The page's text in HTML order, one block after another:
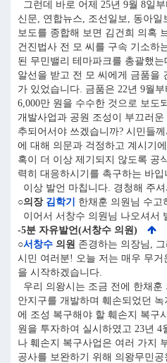
그런데 바로 어제 25년 9월 8일
신문, 연합뉴스, 조선일보, 동아일
보도를 종합해 보면 김건희 의혹
건진법사 전 모 씨를 구속 기소하
된 무민밸리 테마파크를 총괄했
알선을 받고 전 모 씨에게 금품을
가 있었습니다. 금품은 22년 9월
6,000만 원을 수수한 것으로 보도
개발사업과 공원 조성이 부끄러
추되어서야 쓰겠습니까? 시민들
에 대해 의문과 걱정하고 계시기
혹이 더 이상 제기되지 않도록 공
력히 대응하시기를 촉구하는 바입
이상 발언 마칩니다. 경청해 주
○의장 김학기
한채훈 의원님 수고
이어서 서창수 의원님 나오셔서
-5분 자유발언(서창수 의원)
○서창수 의원 존경하는 의장님,
시민 여러분! 오늘 저는 매우 무거
을 시작하겠습니다.
우리 의왕시는 조금 전에 한채
안지구를 개발하며 훼손되었던
에 조성 복구해야 할 훼손지 복구
원을 투자하여 실시하였고 23년 4
나 훼손지 복구사업은 여러 가지
공사를 보완하기 위해 의왕무민